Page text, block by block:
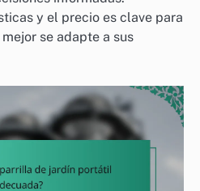
y el precio es clave para
se adapte a sus